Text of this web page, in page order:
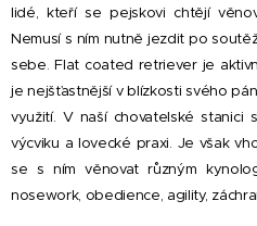
lidé, kteří se pejskovi chtějí
Nemusí s ním nutně jezdit po
sebe. Flat coated retriever je
je nejšťastnější v blízkosti svého
využití. V naší chovatelské stanici
výcviku a lovecké praxi. Je však
se s ním věnovat různým
nosework, obedience, agility,